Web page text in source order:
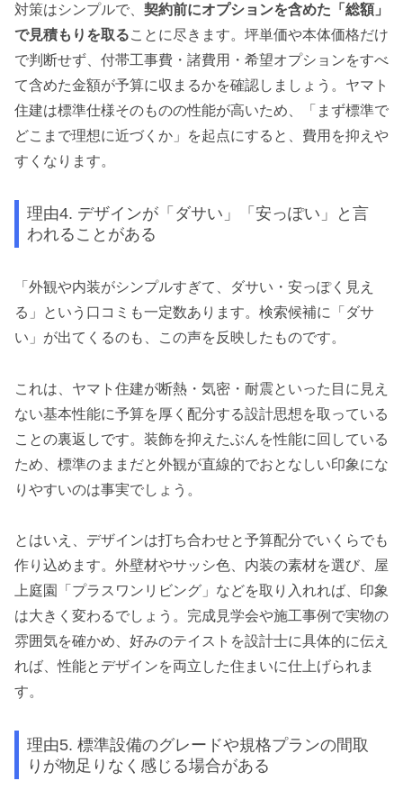
対策はシンプルで、 契約前にオプションを含めた「総額」
で見積もりを取ることに尽きます。坪単価や本体価格だけ
で判断せず、付帯工事費・諸費用・希望オプションをすべ
て含めた金額が予算に収まるかを確認しましょう。ヤマト
住建は標準仕様そのものの性能が高いため、「まず標準で
どこまで理想に近づくか」を起点にすると、費用を抑えや
すくなります。
理由4. デザインが「ダサい」「安っぽい」と言
われることがある
「外観や内装がシンプルすぎて、ダサい・安っぽく見え
る」という口コミも一定数あります。検索候補に「ダサ
い」が出てくるのも、この声を反映したものです。
これは、ヤマト住建が断熱・気密・耐震といった目に見え
ない基本性能に予算を厚く配分する設計思想を取っている
ことの裏返しです。装飾を抑えたぶんを性能に回している
ため、標準のままだと外観が直線的でおとなしい印象にな
りやすいのは事実でしょう。
とはいえ、デザインは打ち合わせと予算配分でいくらでも
作り込めます。外壁材やサッシ色、内装の素材を選び、屋
上庭園「プラスワンリビング」などを取り入れれば、印象
は大きく変わるでしょう。完成見学会や施工事例で実物の
雰囲気を確かめ、好みのテイストを設計士に具体的に伝え
れば、性能とデザインを両立した住まいに仕上げられま
す。
理由5. 標準設備のグレードや規格プランの間取
りが物足りなく感じる場合がある